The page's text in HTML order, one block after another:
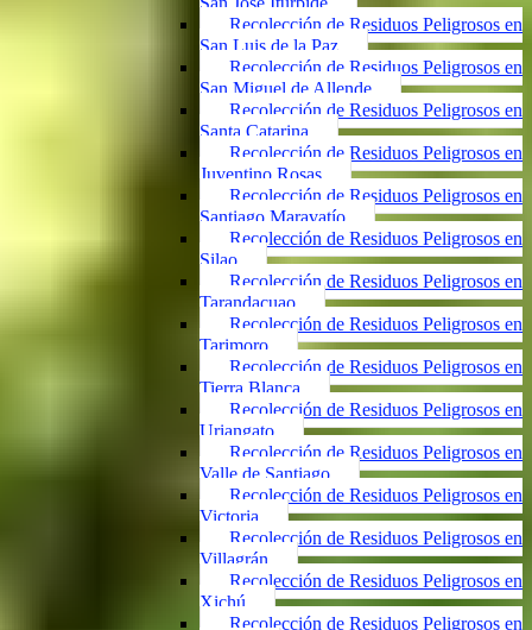
Recolección de Residuos Peligrosos en
San Luis de la Paz
Recolección de Residuos Peligrosos en
San Miguel de Allende
Recolección de Residuos Peligrosos en
Santa Catarina
Recolección de Residuos Peligrosos en
Juventino Rosas
Recolección de Residuos Peligrosos en
Santiago Maravatío
Recolección de Residuos Peligrosos en
Silao
Recolección de Residuos Peligrosos en
Tarandacuao
Recolección de Residuos Peligrosos en
Tarimoro
Recolección de Residuos Peligrosos en
Tierra Blanca
Recolección de Residuos Peligrosos en
Uriangato
Recolección de Residuos Peligrosos en
Valle de Santiago
Recolección de Residuos Peligrosos en
Victoria
Recolección de Residuos Peligrosos en
Villagrán
Recolección de Residuos Peligrosos en
Xichú
Recolección de Residuos Peligrosos en